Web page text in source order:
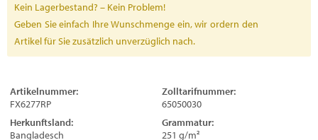
Kein Lagerbestand? – Kein Problem!
Geben Sie einfach Ihre Wunschmenge ein, wir ordern den
Artikel für Sie zusätzlich unverzüglich nach.
Artikelnummer:
FX6277RP
Zolltarifnummer:
65050030
Herkunftsland:
Bangladesch
Grammatur:
251 g/m²